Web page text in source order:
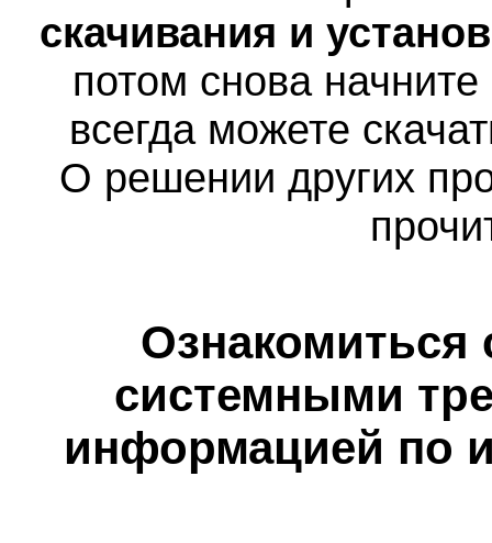
скачивания и
потом снова
всегда можете
О решении других
Ознакомиться
системными
информацией по